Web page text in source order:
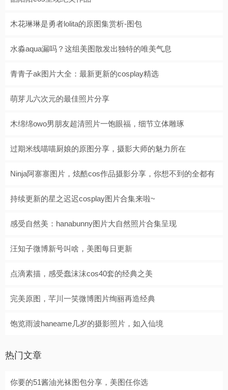
木花琳琳是勇者lolita的原图集赏析-图包
水淼aqua漏吗？这组美图散发出独特的唯美气息
青青子ak图片大全：最新更新的cosplay精选
萌芽儿六次元的最佳照片分享
木绵绵owo男朋友超清照片一饱眼福，细节立体雕琢
过期米线喵喵厨娘的原图分享，摄影大师的魅力所在
Ninja阿寨寨图片，炫酷cos作品摄影分享，你想不到的全都有
持续更新的星之迟迟cosplay图片合集来啦~
感受自然美：hanabunny图片大自然照片合集呈现
汪知子微博新号叫啥，美图每日更新
点滴素描，感受蠢沫沫cos40套的经典之美
完美原图，芊川一笑微博图片绚丽再造经典
饱览雨波haneame几岁的摄影照片，如入仙境
热门文章
你要的51酱油光袜图包分享，美图任你选